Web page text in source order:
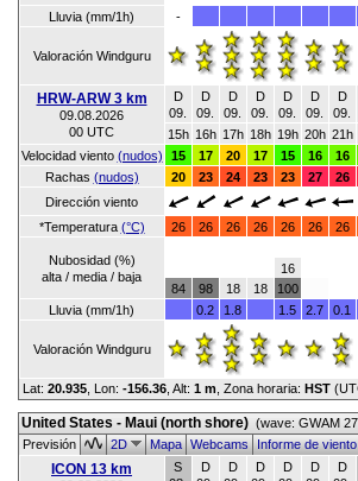
Lluvia (mm/1h) -
Valoración Windguru
HRW-ARW 3 km
09.08.2026
00 UTC
D
09.
D
09.
D
09.
D
09.
D
09.
D
09.
D
09.
15h 16h 17h 18h 19h 20h 21h
Velocidad viento (nudos) 15 17 20 17 15 16
16
Rachas (nudos) 20 23 24 23 23 27
26
Dirección viento
*Temperatura (°C) 26 26 26 26 26 26 26
Nubosidad (%)
alta / media / baja
84
98 18 18
16
100
Lluvia (mm/1h)
0.2 1.8 1.5 2.7 0.1
Valoración Windguru
Lat: 20.935, Lon: -156.36, Alt: 1 m , Zona horaria: HST
United States - Maui (north shore) (wave: GWAM
Previsión
2D MapaWebcamsInforme de
ICON 13 km
S
D
D
D
D
D
D